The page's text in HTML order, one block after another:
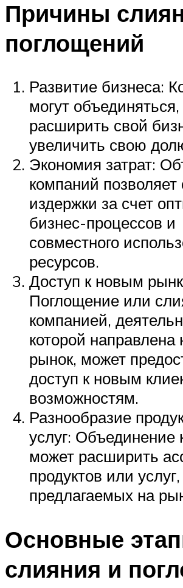
Причины
поглощений
Развитие бизнеса:
могут
расширить свой
увеличить свою
Экономия затрат:
компаний позволяет
издержки за счет
бизнес-процессов и
совместного
ресурсов.
Доступ к новым
Поглощение или
компанией,
которой направлена
рынок, может
доступ к новым
возможностям.
Разнообразие
услуг: Объединение
может расширить
продуктов или услуг,
предлагаемых на
Основные
слияния и